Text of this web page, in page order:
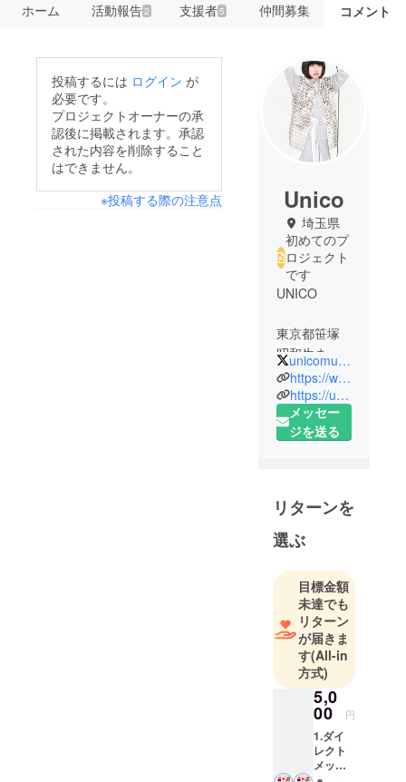
ホーム 活動報告2 支援者5 仲間募集 コメント
投稿するには ログイン が
必要です。
プロジェクトオーナーの承
認後に掲載されます。承認
された内容を削除すること
はできません。
※投稿する際の注意点
Unico
埼玉県
初めてのプ
ロジェクト
です
UNICO
東京都笹塚
昭和生まれ
アメリカ
ニュー
ジャージー
育ち。
作り。幽体
離脱。
アメリカ
ニュー
ジャージー
州育ちバイ
リンガルシ
ンガーソン
グライ
ター。
ニューヨー
クでラッ
パー・プロ
unicomusic29
https://www.youtube.com/channel/UCyAYcJiQK-5io-t6SDJZRUw
https://unicomusic.jimdofree.com
メッセー
ジを送る
リターンを
選ぶ
目標金額
未達でも
リターン
が届きま
す(All-in
方式)
5,0
00 円
1.ダイ
レクト
メッ